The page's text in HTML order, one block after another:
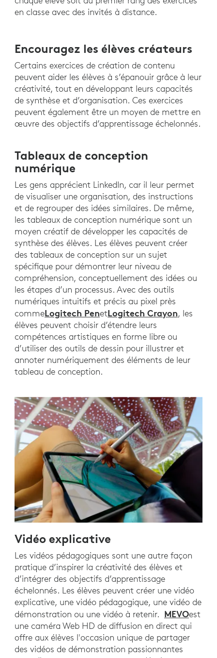
en classe avec des invités à distance.
Encouragez les élèves créateurs
Certains exercices de création de contenu
peuvent aider les élèves à s’épanouir grâce à leur
créativité, tout en développant leurs capacités
de synthèse et d’organisation. Ces exercices
peuvent également être un moyen de mettre en
œuvre des objectifs d’apprentissage échelonnés.
Tableaux de conception
numérique
Les gens apprécient LinkedIn, car il leur permet
de visualiser une organisation, des instructions
et de regrouper des idées similaires. De même,
les tableaux de conception numérique sont un
moyen créatif de développer les capacités de
synthèse des élèves. Les élèves peuvent créer
des tableaux de conception sur un sujet
spécifique pour démontrer leur niveau de
compréhension, conceptuellement des idées ou
les étapes d’un processus. Avec des outils
numériques intuitifs et précis au pixel près
commeLogitech PenetLogitech Crayon, les
élèves peuvent choisir d’étendre leurs
compétences artistiques en forme libre ou
d’utiliser des outils de dessin pour illustrer et
annoter numériquement des éléments de leur
tableau de conception.
Vidéo explicative
Les vidéos pédagogiques sont une autre façon
pratique d’inspirer la créativité des élèves et
d’intégrer des objectifs d’apprentissage
échelonnés. Les élèves peuvent créer une vidéo
explicative, une vidéo pédagogique, une vidéo de
démonstration ou une vidéo à retenir. MEVOest
une caméra Web HD de diffusion en direct qui
offre aux élèves l'occasion unique de partager
des vidéos de démonstration passionnantes